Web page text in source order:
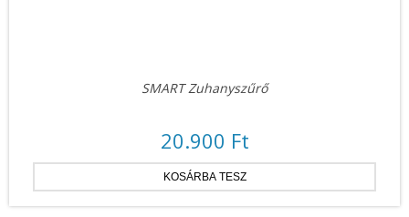
SMART Zuhanyszűrő
20.900 Ft